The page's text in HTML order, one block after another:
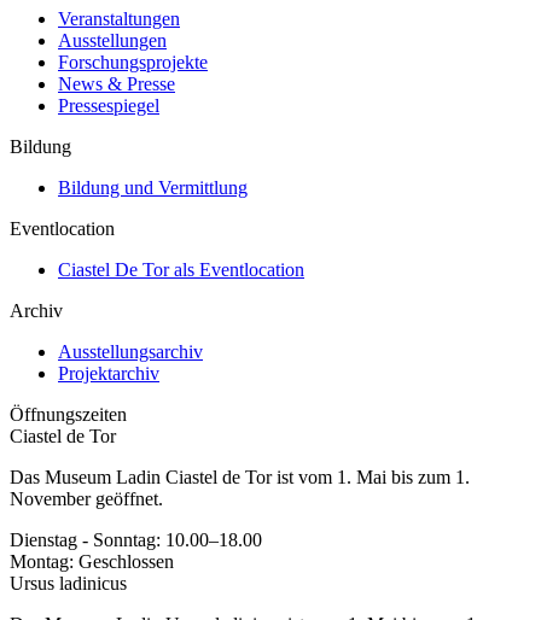
Veranstaltungen
Ausstellungen
Forschungsprojekte
News & Presse
Pressespiegel
Bildung
Bildung und Vermittlung
Eventlocation
Ciastel De Tor als Eventlocation
Archiv
Ausstellungsarchiv
Projektarchiv
Öffnungszeiten
Ciastel de Tor
Das Museum Ladin Ciastel de Tor ist vom 1. Mai bis zum 1.
November geöffnet.
Dienstag - Sonntag: 10.00–18.00
Montag: Geschlossen
Ursus ladinicus